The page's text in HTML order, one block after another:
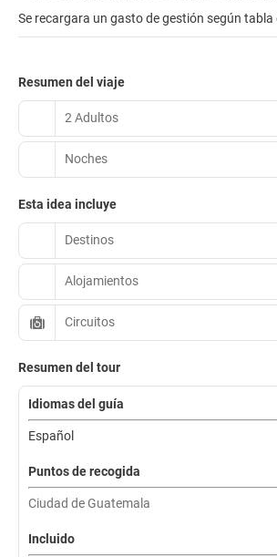
Se recargara un gasto de gestión según tabla
Resumen del viaje
2 Adultos
Noches
Esta idea incluye
Destinos
Alojamientos
Circuitos
Resumen del tour
Idiomas del guía
Español
Puntos de recogida
Ciudad de Guatemala
Incluido